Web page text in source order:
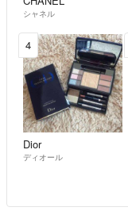
シャネル
4
Dior
ディオール